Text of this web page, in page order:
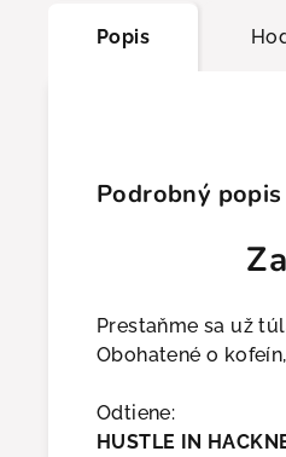
Popis
Podrobný popis
Prestaňme sa už
Obohatené o
Odtiene:
HUSTLE IN